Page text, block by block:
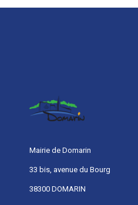
Mairie de Domarin
33 bis, avenue du Bourg
38300 DOMARIN